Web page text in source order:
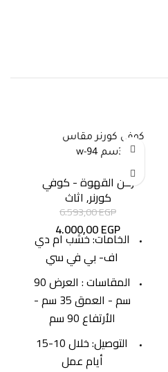
-39%
كوفى كورنر مقاس
90*35سم w-94
ركن القهوة - كوفي
كورنر, اثاث
6.593,00EGP
4.000,00EGP
الخامات: خشب ام دي
اف- بي في سي
المقاسات : العرض 90
سم - العمق 35 سم -
الأرتفاع 90 سم
التوصيل: خلال 10-15
أيام عمل